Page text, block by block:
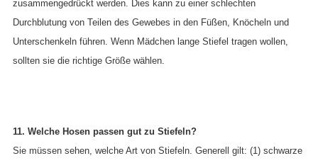
zusammengedrückt werden. Dies kann zu einer schlechten
Durchblutung von Teilen des Gewebes in den Füßen, Knöcheln und
Unterschenkeln führen. Wenn Mädchen lange Stiefel tragen wollen,
sollten sie die richtige Größe wählen.
11. Welche Hosen passen gut zu Stiefeln?
Sie müssen sehen, welche Art von Stiefeln. Generell gilt: (1) schwarze